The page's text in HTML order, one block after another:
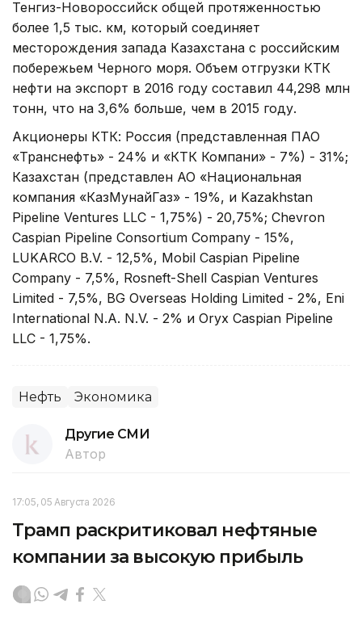
Тенгиз-Новороссийск общей протяженностью
более 1,5 тыс. км, который соединяет
месторождения запада Казахстана с российским
побережьем Черного моря. Объем отгрузки КТК
нефти на экспорт в 2016 году составил 44,298 млн
тонн, что на 3,6% больше, чем в 2015 году.
Акционеры КТК: Россия (представленная ПАО
«Транснефть» - 24% и «КТК Компани» - 7%) - 31%;
Казахстан (представлен АО «Национальная
компания «КазМунайГаз» - 19%, и Kazakhstan
Pipeline Ventures LLC - 1,75%) - 20,75%; Chevron
Caspian Pipeline Consortium Company - 15%,
LUKARCO B.V. - 12,5%, Mobil Caspian Pipeline
Company - 7,5%, Rosneft-Shell Caspian Ventures
Limited - 7,5%, BG Overseas Holding Limited - 2%, Eni
International N.A. N.V. - 2% и Oryx Caspian Pipeline
LLC - 1,75%.
Нефть Экономика
Другие СМИ
Автор
17:05, 05 Августа 2026
Трамп раскритиковал нефтяные
компании за высокую прибыль